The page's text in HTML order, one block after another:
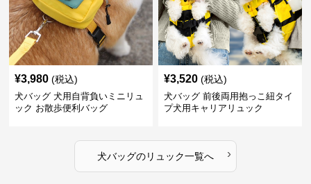
¥3,980 (税込)
犬バッグ 犬用自背負いミニリュ
ック お散歩便利バッグ
¥3,520 (税込)
犬バッグ 前後両用抱っこ紐タイ
プ犬用キャリアリュック
犬バッグのリュック一覧へ ›